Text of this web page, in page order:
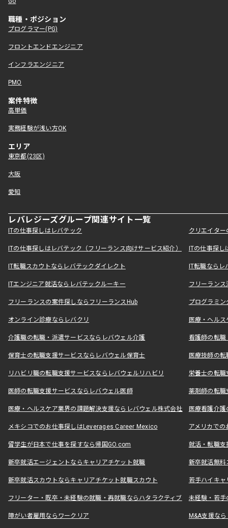
職種・ポジション
プログラマー(PG)
フロントエンドエンジニア
インフラエンジニア
PMO
案件特徴
高単価
実務経験が浅い方OK
エリア
東京都(23区)
大阪
愛知
レバレジーズグループ関連サイト一覧
ITの仕事探しはレバテック クリエイタ
ITの仕事探しはレバテック（フリーランス向けサービス紹介） ITの仕事探
IT転職スカウトならレバテックダイレクト IT転職なら
ITエンジニア就活ならレバテックルーキー フリーラン
フリーランスの案件探しならフリーランスHub プログラミ
オンライン診療ならレバクリ 医療・ヘル
介護職の転職・派遣サービスならレバウェル介護 看護師の転
保育士の転職支援サービスならレバウェル保育士 医療技師の
リハビリ職の転職支援サービスならレバウェルリハビリ 栄養士の転
医師の転職支援サービスならレバウェル医師 薬剤師の転
医療・ヘルスケア業界の課題解決支援ならレバウェル株式会社 医療看護介
メキシコでのお仕事探しはLeverages Career Mexico アメリカで
留学生が日本で仕事を探すなら帰国GO.com 就活・転職
新卒就活エージェントならキャリアチケット就職 新卒就活無料
新卒就活スカウトならキャリアチケット就職スカウト 若手ハイキ
フリーター・既卒・未経験の就職・再就職ならハタラクティブ 未経験・若手
障がい者雇用ならワークリア M&A支援な